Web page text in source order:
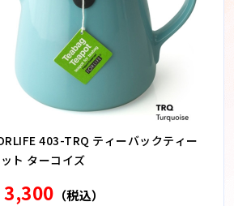
403-TRQ ティーバックティー
ト ターコイズ
3,300 （税込）